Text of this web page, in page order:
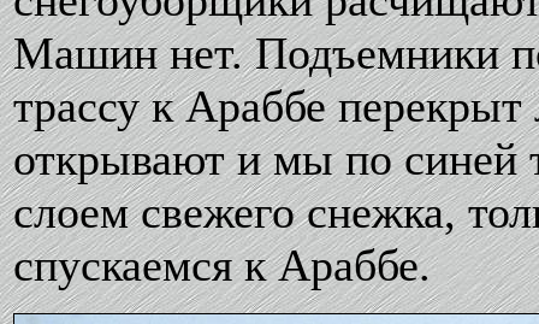
Машин нет. Подъемники
трассу к Араббе
открывают и мы по синей
слоем свежего снежка,
спускаемся к Араббе.